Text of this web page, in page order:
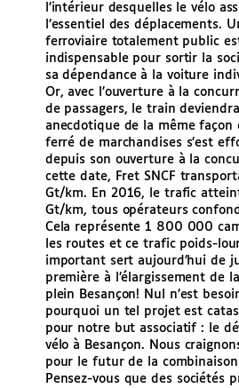
l’intérieur desquelles le vélo
l’essentiel des déplacements.
ferroviaire totalement public
indispensable pour sortir la
sa dépendance à la voiture
Or, avec l’ouverture à la
de passagers, le train deviendra
anecdotique de la même
ferré de marchandises s’est
depuis son ouverture à la
cette date, Fret SNCF
Gt/km. En 2016, le trafic
Gt/km, tous opérateurs
Cela représente 1 800 000
les routes et ce trafic poids-
important sert aujourd’hui de
première à l’élargissement de
plein Besançon! Nul n’est
pourquoi un tel projet est
pour notre but associatif : le
vélo à Besançon. Nous
pour le futur de la
Pensez-vous que des sociétés